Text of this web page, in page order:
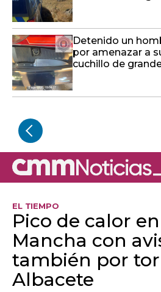
Detenido un
por amenazar a
cuchillo de
EL TIEMPO
Pico de calor
Mancha con
también por
Albacete